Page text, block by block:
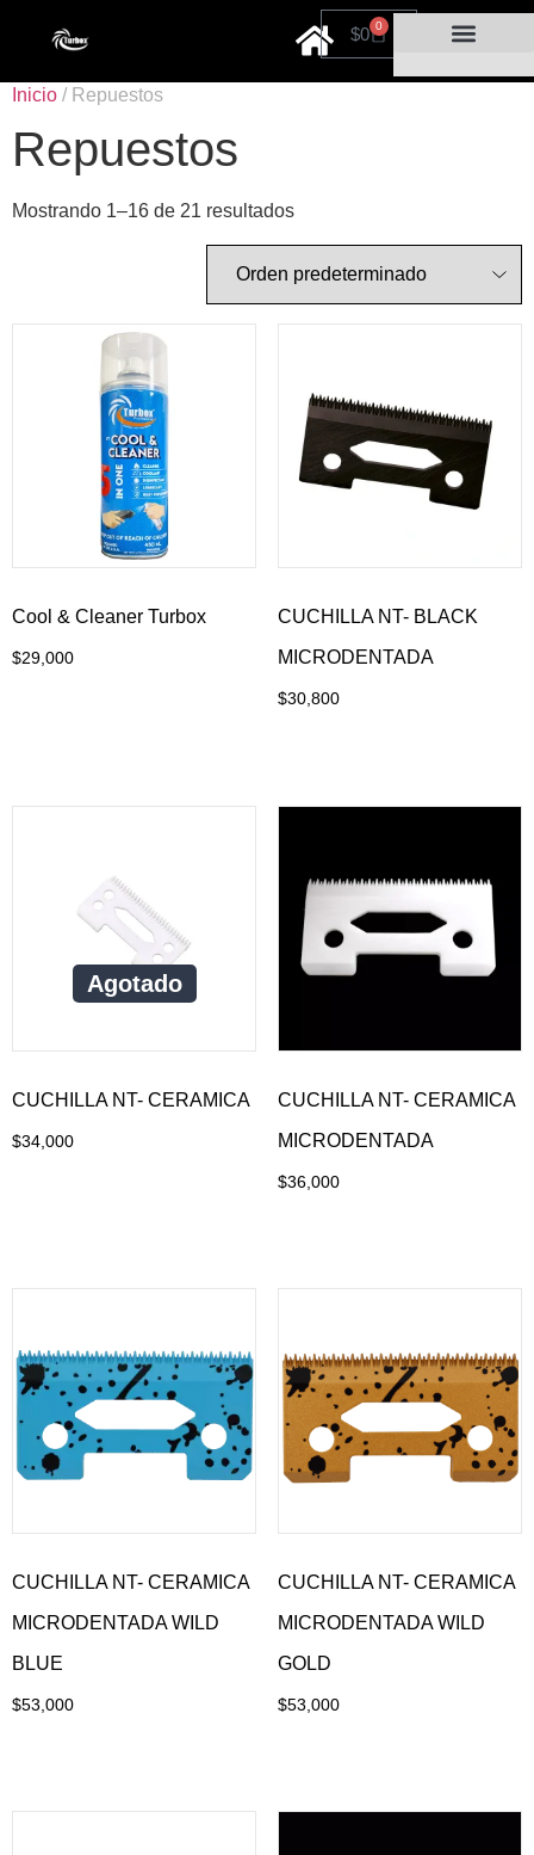
$0 0
Inicio / Repuestos
Repuestos
Mostrando 1–16 de 21 resultados
Cool & Cleaner Turbox
$29,000
CUCHILLA NT- BLACK
MICRODENTADA
$30,800
Agotado
CUCHILLA NT- CERAMICA
$34,000
CUCHILLA NT- CERAMICA
MICRODENTADA
$36,000
CUCHILLA NT- CERAMICA
MICRODENTADA WILD
BLUE
$53,000
CUCHILLA NT- CERAMICA
MICRODENTADA WILD
GOLD
$53,000